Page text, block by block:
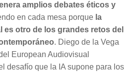
amplios debates éticos y
en cada mesa porque la
es otro de los grandes retos del
. Diego de la Vega
European Audiovisual
desafío que la IA supone para los